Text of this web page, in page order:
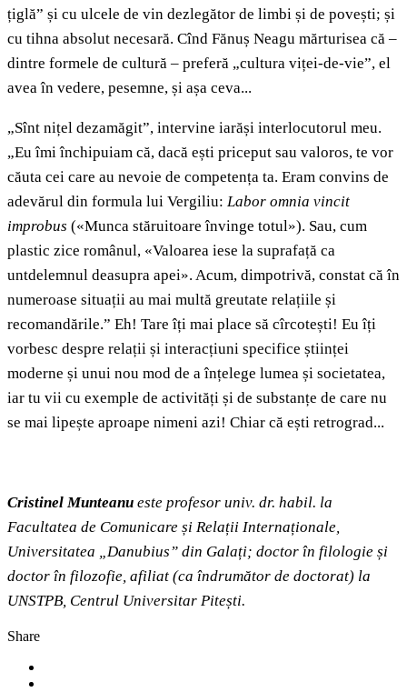
țiglă” și cu ulcele de vin dezlegător de limbi și de povești; și
cu tihna absolut necesară. Cînd Fănuș Neagu mărturisea că –
dintre formele de cultură – preferă „cultura viței-de-vie”, el
avea în vedere, pesemne, și așa ceva...
„Sînt nițel dezamăgit”, intervine iarăși interlocutorul meu.
„Eu îmi închipuiam că, dacă ești priceput sau valoros, te vor
căuta cei care au nevoie de competența ta. Eram convins de
adevărul din formula lui Vergiliu: Labor omnia vincit
improbus («Munca stăruitoare învinge totul»). Sau, cum
plastic zice românul, «Valoarea iese la suprafață ca
untdelemnul deasupra apei». Acum, dimpotrivă, constat că în
numeroase situații au mai multă greutate relațiile și
recomandările.” Eh! Tare îți mai place să cîrcotești! Eu îți
vorbesc despre relații și interacțiuni specifice științei
moderne și unui nou mod de a înțelege lumea și societatea,
iar tu vii cu exemple de activități și de substanțe de care nu
se mai lipește aproape nimeni azi! Chiar că ești retrograd...
Cristinel Munteanu este profesor univ. dr. habil. la
Facultatea de Comunicare și Relații Internaționale,
Universitatea „Danubius” din Galați; doctor în filologie și
doctor în filozofie, afiliat (ca îndrumător de doctorat) la
UNSTPB, Centrul Universitar Pitești.
Share